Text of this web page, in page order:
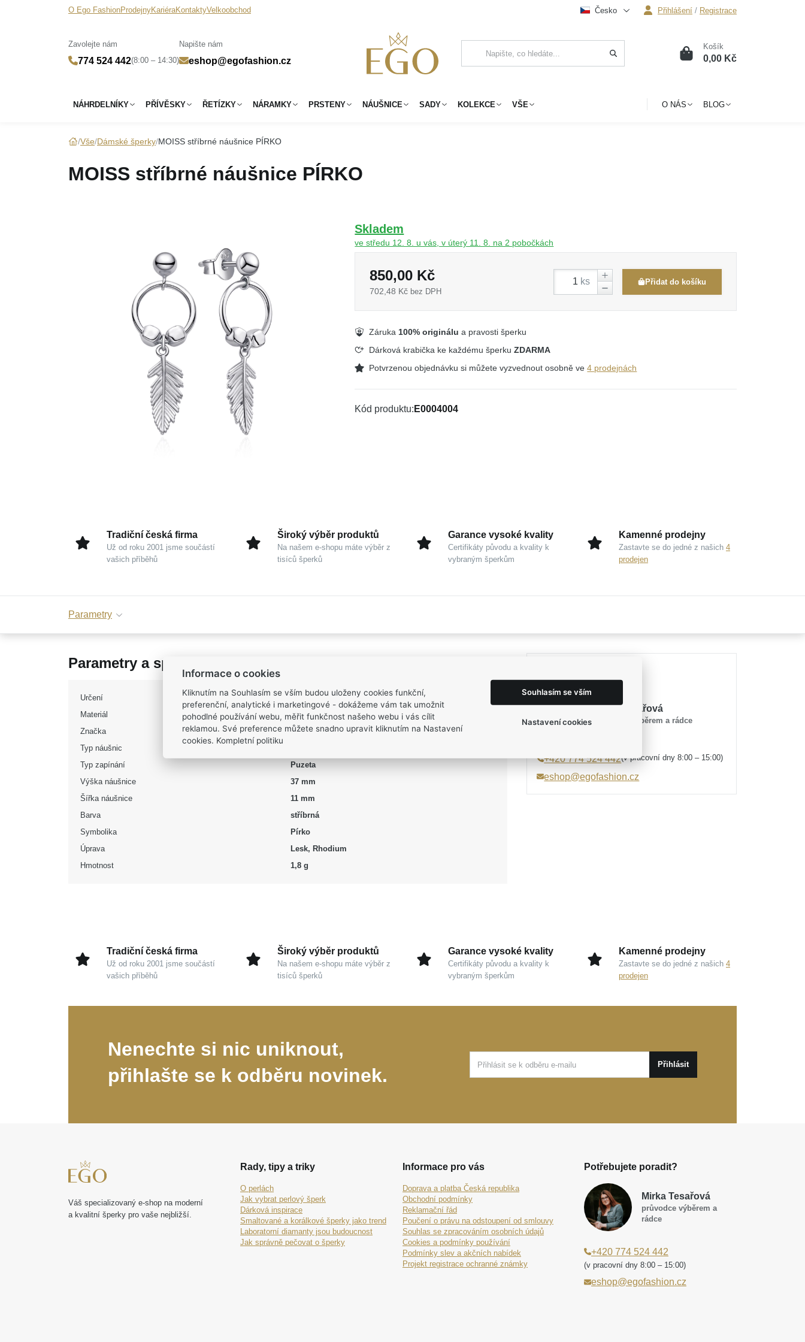
O Ego FashionProdejnyKariéraKontaktyVelkoobchod
Zavolejte nám
774 524 442(8:00 – 14:30)
Napište nám
eshop@egofashion.cz
Česko Přihlášení / Registrace
0 Košík
0,00 Kč
NÁHRDELNÍKY PŘÍVĚSKY ŘETÍZKY NÁRAMKY PRSTENY NÁUŠNICE SADY KOLEKCE VŠE O NÁS BLOG
Vše Dámské šperky MOISS stříbrné náušnice PÍRKO
MOISS stříbrné náušnice PÍRKO
Skladem
ve středu 12. 8. u vás, v úterý 11. 8. na 2 pobočkách
850,00 Kč
702,48 Kč bez DPH
ks Přidat do košíku
Záruka 100% originálu a pravosti šperku
Dárková krabička ke každému šperkuZDARMA
Potvrzenou objednávku si můžete vyzvednout osobně ve4 prodejnách
Kód produktu E0004004
Tradiční česká firma
Už od roku 2001 jsme součástí
vašich příběhů
Široký výběr produktů
Na našem e-shopu máte výběr z
tisíců šperků
Garance vysoké kvality
Certifikáty původu a kvality k
vybraným šperkům
Kamenné prodejny
Zastavte se do jedné z našich 4
prodejen
Parametry
Parametry a specifikace
Určení
Dámské
Materiál
Stříbro 925/1000
Značka
MOISS
Typ náušnic
Typ zapínání
Puzeta
Výška náušnice
37 mm
Šířka náušnice
11 mm
Barva
stříbrná
Symbolika
Pírko
Úprava
Lesk, Rhodium
Hmotnost
1,8 g
Mirka Tesařová
průvodce výběrem a rádce
+420 774 524 442(v pracovní dny 8:00 – 15:00)
eshop@egofashion.cz
Tradiční česká firma
Už od roku 2001 jsme součástí
vašich příběhů
Široký výběr produktů
Na našem e-shopu máte výběr z
tisíců šperků
Garance vysoké kvality
Certifikáty původu a kvality k
vybraným šperkům
Kamenné prodejny
Zastavte se do jedné z našich 4
prodejen
Nenechte si nic uniknout,
přihlašte se k odběru novinek.
Přihlásit
Váš specializovaný e-shop na moderní
a kvalitní šperky pro vaše nejbližší.
Rady, tipy a triky
O perlách
Jak vybrat perlový šperk
Dárková inspirace
Smaltované a korálkové šperky jako trend
Laboratorní diamanty jsou budoucnost
Jak správně pečovat o šperky
Informace pro vás
Doprava a platba Česká republika
Obchodní podmínky
Reklamační řád
Poučení o právu na odstoupení od smlouvy
Souhlas se zpracováním osobních údajů
Cookies a podmínky používání
Podmínky slev a akčních nabídek
Projekt registrace ochranné známky
Potřebujete poradit?
Mirka Tesařová
průvodce výběrem a
rádce
+420 774 524 442
(v pracovní dny 8:00 – 15:00)
eshop@egofashion.cz
Informace o cookies
Kliknutím na Souhlasím se vším budou uloženy cookies funkční,
preferenční, analytické i marketingové - dokážeme vám tak umožnit
pohodlné používání webu, měřit funkčnost našeho webu i vás cílit
reklamou. Své preference můžete snadno upravit kliknutím na Nastavení
cookies. Kompletní politiku
Souhlasím se vším
Nastavení cookies